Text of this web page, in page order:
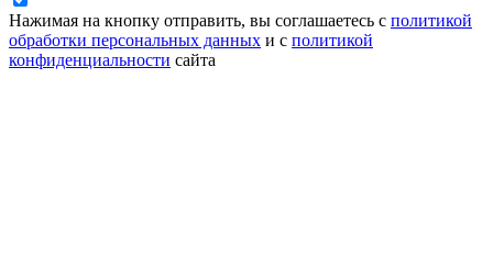
Нажимая на кнопку отправить, вы соглашаетесь с политикой
обработки персональных данных и с политикой
конфиденциальности сайта